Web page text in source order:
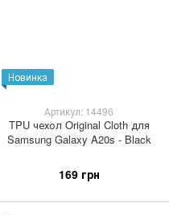
Новинка
Артикул: 14496
TPU чехол Original Cloth для
Samsung Galaxy A20s - Black
169 грн